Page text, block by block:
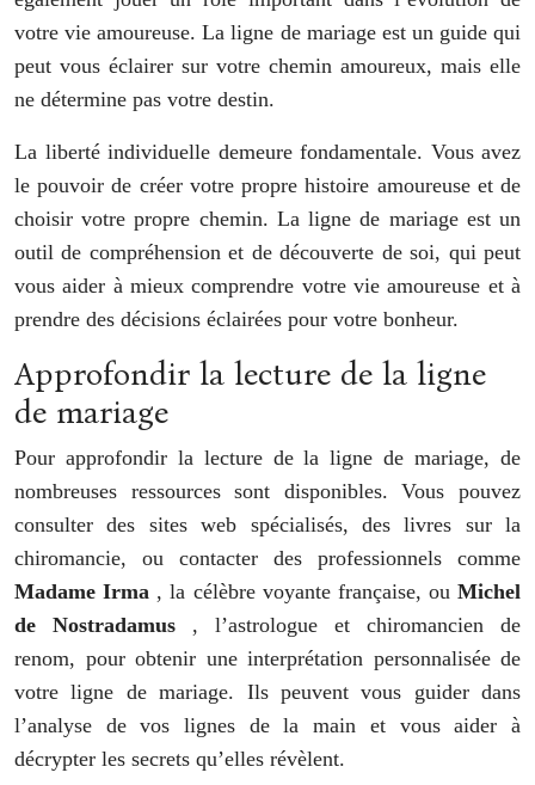
votre vie amoureuse. La ligne de mariage est un guide qui
peut vous éclairer sur votre chemin amoureux, mais elle
ne détermine pas votre destin.
La liberté individuelle demeure fondamentale. Vous avez
le pouvoir de créer votre propre histoire amoureuse et de
choisir votre propre chemin. La ligne de mariage est un
outil de compréhension et de découverte de soi, qui peut
vous aider à mieux comprendre votre vie amoureuse et à
prendre des décisions éclairées pour votre bonheur.
Approfondir la lecture de la ligne
de mariage
Pour approfondir la lecture de la ligne de mariage, de
nombreuses ressources sont disponibles. Vous pouvez
consulter des sites web spécialisés, des livres sur la
chiromancie, ou contacter des professionnels comme
Madame Irma , la célèbre voyante française, ou Michel
de Nostradamus , l’astrologue et chiromancien de
renom, pour obtenir une interprétation personnalisée de
votre ligne de mariage. Ils peuvent vous guider dans
l’analyse de vos lignes de la main et vous aider à
décrypter les secrets qu’elles révèlent.